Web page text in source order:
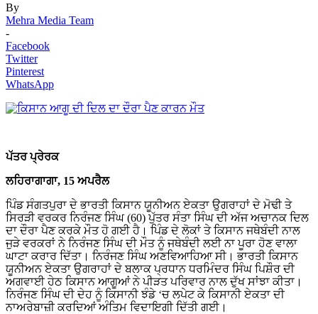
By
Mehra Media Team
-
Facebook
Twitter
Pinterest
WhatsApp
ਪੱਤਰ ਪ੍ਰੇਰਕ
ਲਹਿਰਾਗਾਗਾ, 15 ਅਪਰੈਲ
ਪਿੰਡ ਸੰਗਤਪੁਰਾ ਦੇ ਭਾਰਤੀ ਕਿਸਾਨ ਯੂਨੀਅਨ ਏਕਤਾ ਉਗਰਾਹਾਂ ਦੇ ਮੋਢੀ ਤੇ
ਸਿਰੜੀ ਵਰਕਰ ਨਿਰੰਜਣ ਸਿੰਘ (60) ਪੁੱਤਰ ਸੰਤਾ ਸਿੰਘ ਦੀ ਅੱਜ ਅਚਾਨਕ ਦਿਲ
ਦਾ ਦੌਰਾ ਪੈਣ ਕਰਕੇ ਮੌਤ ਹੋ ਗਈ ਹੈ। ਪਿੰਡ ਦੇ ਲੋਕਾਂ ਤੇ ਕਿਸਾਨ ਜਥੇਬੰਦੀ ਨਾਲ
ਜੁੜੇ ਵਰਕਰਾਂ ਨੇ ਨਿਰੰਜਣ ਸਿੰਘ ਦੀ ਮੌਤ ਨੂੰ ਜਥੇਬੰਦੀ ਲਈ ਨਾ ਪੂਰਾ ਹੋਣ ਵਾਲਾ
ਘਾਟਾ ਕਰਾਰ ਦਿੱਤਾ। ਨਿਰੰਜਣ ਸਿੰਘ ਅਣਵਿਆਹਿਆ ਸੀ। ਭਾਰਤੀ ਕਿਸਾਨ
ਯੂਨੀਅਨ ਏਕਤਾ ਉਗਰਾਹਾਂ ਦੇ ਬਲਾਕ ਪ੍ਰਧਾਨ ਧਰਮਿੰਦਰ ਸਿੰਘ ਪਿਸ਼ੌਰ ਦੀ
ਅਗਵਾਈ ਹੇਠ ਕਿਸਾਨ ਆਗੂਆਂ ਨੇ ਪੀੜਤ ਪਰਿਵਾਰ ਨਾਲ ਦੁੱਖ ਸਾਂਝਾ ਕੀਤਾ।
ਨਿਰੰਜਣ ਸਿੰਘ ਦੀ ਦੇਹ ਨੂੰ ਕਿਸਾਨੀ ਝੰਡੇ ‘ਚ ਲਪੇਟ ਕੇ ਕਿਸਾਨੀ ਏਕਤਾ ਦੀ
ਨਾਅਰੇਬਾਜ਼ੀ ਕਰਦਿਆਂ ਅੰਤਿਮ ਵਿਦਾਇਗੀ ਦਿੱਤੀ ਗਈ।